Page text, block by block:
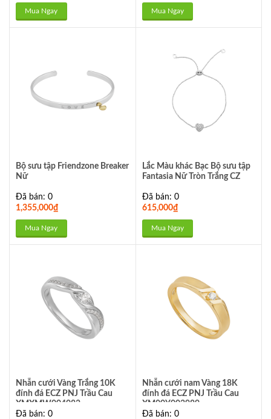
Mua Ngay Mua Ngay
Bộ sưu tập Friendzone Breaker
Nữ
Đã bán: 0
1,355,000₫
Mua Ngay
Lắc Màu khác Bạc Bộ sưu tập
Fantasia Nữ Tròn Trắng CZ
Đã bán: 0
615,000₫
Mua Ngay
Nhẫn cưới Vàng Trắng 10K
đính đá ECZ PNJ Trầu Cau
XMXMW004082
Đã bán: 0
Nhẫn cưới nam Vàng 18K
đính đá ECZ PNJ Trầu Cau
XM00Y003989
Đã bán: 0